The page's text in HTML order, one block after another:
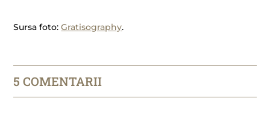
Sursa foto:Gratisography.
5 COMENTARII